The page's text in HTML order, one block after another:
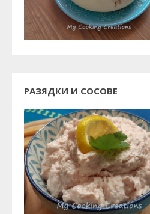
РАЗЯДКИ И СОСОВЕ